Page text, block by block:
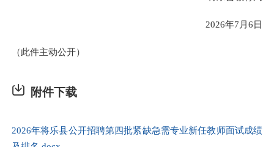
2026年7月6日
（此件主动公开）
附件下载
2026年将乐县公开招聘第四批紧缺急需专业新任教师面试成绩